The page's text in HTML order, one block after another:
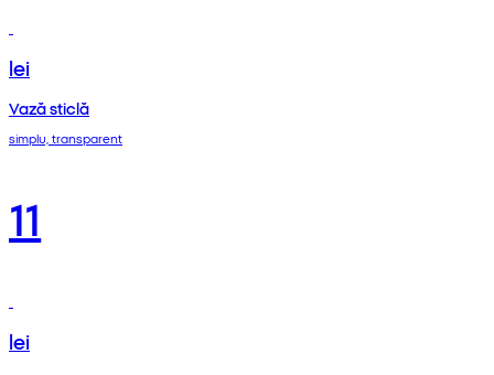
lei
Vază sticlă
simplu, transparent
11
lei